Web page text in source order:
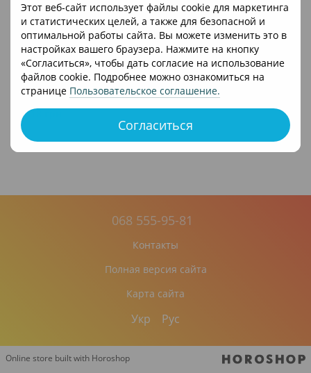
Этот веб-сайт использует файлы cookie для маркетинга
и статистических целей, а также для безопасной и
оптимальной работы сайта. Вы можете изменить это в
настройках вашего браузера. Нажмите на кнопку
«Согласиться», чтобы дать согласие на использование
файлов cookie. Подробнее можно ознакомиться на
странице Пользовательское соглашение.
Согласиться
Хит
Пакунок Малюка
Артикул: CO01/5
11 318 грн
068 555-95-81
Контакты
Полная версия сайта
Карта сайта
Укр Рус
Online store built with Horoshop